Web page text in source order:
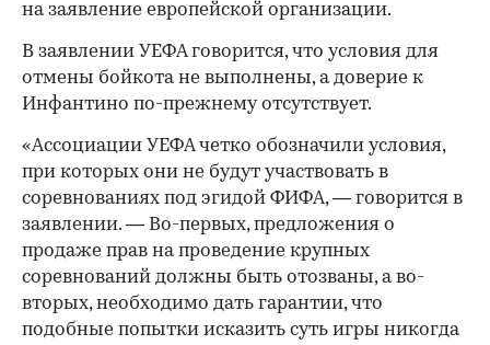
на заявление европейской организации.
В заявлении УЕФА говорится, что условия для
отмены бойкота не выполнены, а доверие к
Инфантино по-прежнему отсутствует.
«Ассоциации УЕФА четко обозначили условия,
при которых они не будут участвовать в
соревнованиях под эгидой ФИФА, — говорится в
заявлении. — Во-первых, предложения о
продаже прав на проведение крупных
соревнований должны быть отозваны, а во-
вторых, необходимо дать гарантии, что
подобные попытки исказить суть игры никогда